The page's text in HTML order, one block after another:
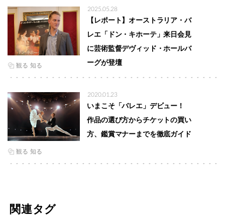
観る 知る
2025.05.28
【レポート】オーストラリア・バ
レエ「ドン・キホーテ」来日会見
に芸術監督デヴィッド・ホールバ
ーグが登壇
観る 知る
2020.01.23
いまこそ「バレエ」デビュー！
作品の選び方からチケットの買い
方、鑑賞マナーまでを徹底ガイド
関連タグ